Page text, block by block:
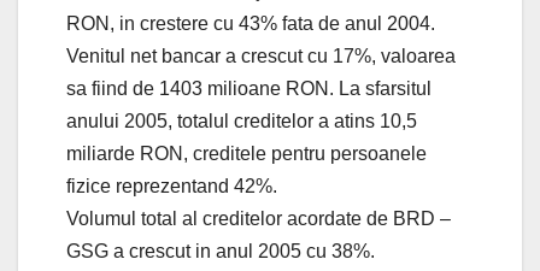
RON, in crestere cu 43% fata de anul 2004.
Venitul net bancar a crescut cu 17%, valoarea
sa fiind de 1403 milioane RON. La sfarsitul
anului 2005, totalul creditelor a atins 10,5
miliarde RON, creditele pentru persoanele
fizice reprezentand 42%.
Volumul total al creditelor acordate de BRD –
GSG a crescut in anul 2005 cu 38%.